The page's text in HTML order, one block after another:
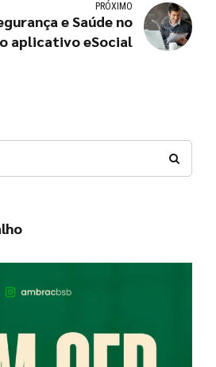
PRÓXIMO
e Saúde no
aplicativo eSocial